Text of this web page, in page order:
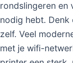
rondslingeren en
nodig hebt.
zelf. Veel
met je wifi-